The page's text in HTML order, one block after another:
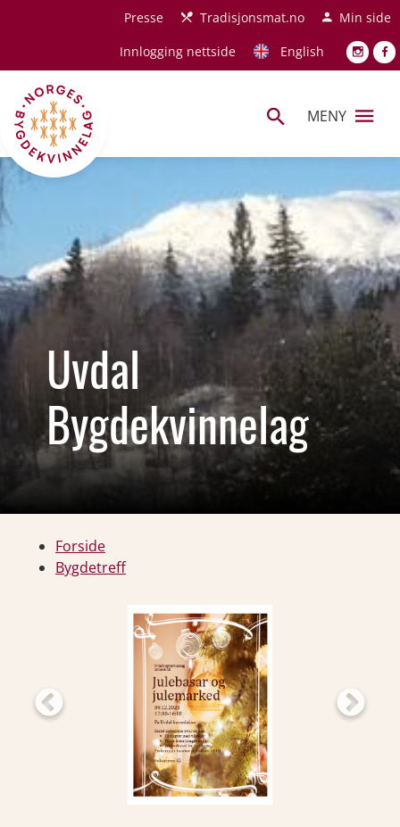
Hopp til hovedinnholdPresse Tradisjonsmat.no
Min side
Innlogging nettside
English
MENY
Uvdal
Bygdekvinnelag
Forside
Bygdetreff